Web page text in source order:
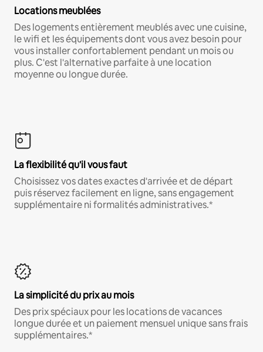
Locations meublées
Des logements entièrement meublés avec une cuisine,
le wifi et les équipements dont vous avez besoin pour
vous installer confortablement pendant un mois ou
plus. C'est l'alternative parfaite à une location
moyenne ou longue durée.
La flexibilité qu'il vous faut
Choisissez vos dates exactes d'arrivée et de départ
puis réservez facilement en ligne, sans engagement
supplémentaire ni formalités administratives.*
La simplicité du prix au mois
Des prix spéciaux pour les locations de vacances
longue durée et un paiement mensuel unique sans frais
supplémentaires.*